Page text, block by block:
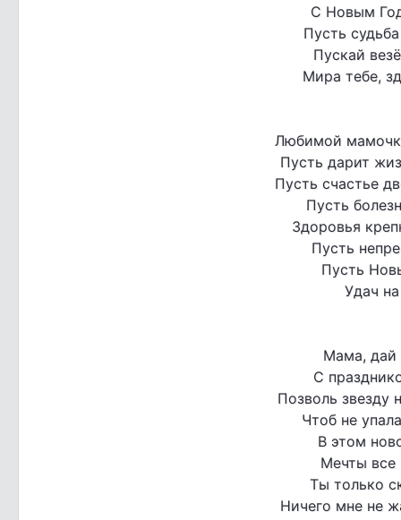
С Новым
Пусть
Пускай
Мира тебе,
Любимой
Пусть дарит
Пусть счастье
Пусть
Здоровья
Пусть
Пусть
Удач
Мама, дай
С
Позволь звезду
Чтоб не
В этом
Мечты все
Ты только
Ничего мне не